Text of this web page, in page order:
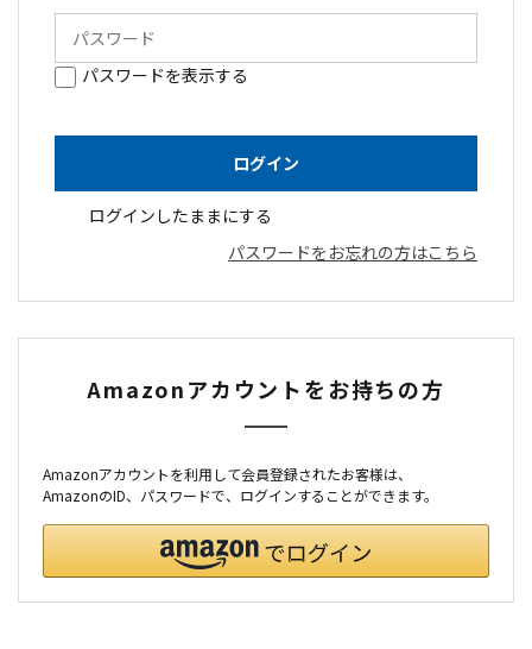
パスワードを表示する
ログインしたままにする
パスワードをお忘れの方はこちら
Amazonアカウントをお持ちの方
Amazonアカウントを利用して会員登録されたお客様は、
AmazonのID、パスワードで、ログインすることができます。